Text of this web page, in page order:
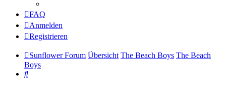
FAQ
Anmelden
Registrieren
Sunflower Forum Übersicht The Beach Boys The Beach
Boys
Suche